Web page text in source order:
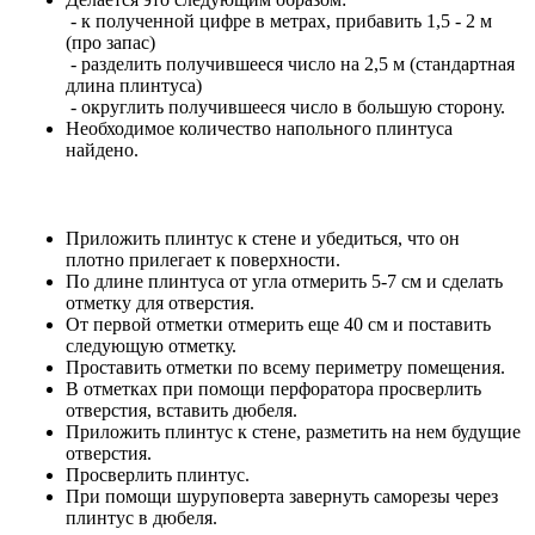
- к полученной цифре в метрах, прибавить 1,5 - 2 м
(про запас)
- разделить получившееся число на 2,5 м (стандартная
длина плинтуса)
- округлить получившееся число в большую сторону.
Необходимое количество напольного плинтуса
найдено.
Приложить плинтус к стене и убедиться, что он
плотно прилегает к поверхности.
По длине плинтуса от угла отмерить 5-7 см и сделать
отметку для отверстия.
От первой отметки отмерить еще 40 см и поставить
следующую отметку.
Проставить отметки по всему периметру помещения.
В отметках при помощи перфоратора просверлить
отверстия, вставить дюбеля.
Приложить плинтус к стене, разметить на нем будущие
отверстия.
Просверлить плинтус.
При помощи шуруповерта завернуть саморезы через
плинтус в дюбеля.